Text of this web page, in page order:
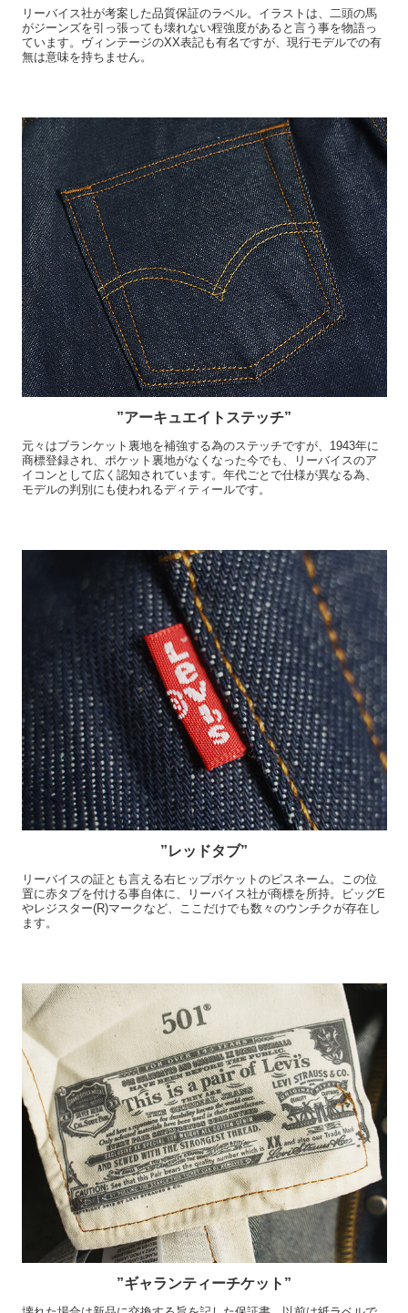
リーバイス社が考案した品質保証のラベル。イラストは、二頭の馬
がジーンズを引っ張っても壊れない程強度があると言う事を物語っ
ています。ヴィンテージのXX表記も有名ですが、現行モデルでの有
無は意味を持ちません。
”アーキュエイトステッチ”
元々はブランケット裏地を補強する為のステッチですが、1943年に
商標登録され、ポケット裏地がなくなった今でも、リーバイスのア
イコンとして広く認知されています。年代ごとで仕様が異なる為、
モデルの判別にも使われるディティールです。
”レッドタブ”
リーバイスの証とも言える右ヒップポケットのピスネーム。この位
置に赤タブを付ける事自体に、リーバイス社が商標を所持。ビッグE
やレジスター(R)マークなど、ここだけでも数々のウンチクが存在し
ます。
”ギャランティーチケット”